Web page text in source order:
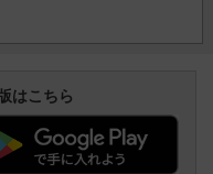
はこちら